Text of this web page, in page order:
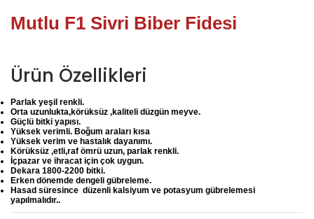
Mutlu F1 Sivri Biber Fidesi
Ürün Özellikleri
Parlak yeşil renkli.
Orta uzunlukta,körüksüz ,kaliteli düzgün meyve.
Güçlü bitki yapısı.
Yüksek verimli. Boğum araları kısa
Yüksek verim ve hastalık dayanımı.
Körüksüz ,etli,raf ömrü uzun, parlak renkli.
İçpazar ve ihracat için çok uygun.
Dekara 1800-2200 bitki.
Erken dönemde dengeli gübreleme.
Hasad süresince düzenli kalsiyum ve potasyum gübrelemesi
yapılmalıdır..